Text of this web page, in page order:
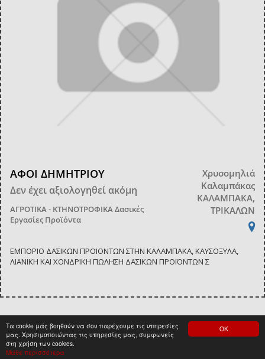
ΟΚ
Τα cookie μάς βοηθούν να σου παρέχουμε τις υπηρεσίες
μας. Χρησιμοποιώντας τις υπηρεσίες μας, συμφωνείς
στη χρήση των cookies.
Μάθε περισσότερα
ΑΦΟΙ ΔΗΜΗΤΡΙΟΥ
Δεν έχει αξιολογηθεί ακόμη
ΑΓΡΟΤΙΚΑ - ΚΤΗΝΟΤΡΟΦΙΚΑΔασικές
Εργασίες Προϊόντα
Χρυσομηλιά
Καλαμπάκας
ΚΑΛΑΜΠΑΚΑ,
ΤΡΙΚΑΛΩΝ
ΕΜΠΟΡΙΟ ΔΑΣΙΚΩΝ ΠΡΟΙΟΝΤΩΝ ΣΤΗΝ ΚΑΛΑΜΠΑΚΑ, ΚΑΥΣΟΞΥΛΑ,
ΛΙΑΝΙΚΗ ΚΑΙ ΧΟΝΔΡΙΚΗ ΠΩΛΗΣΗ ΔΑΣΙΚΩΝ ΠΡΟΪΟΝΤΩΝ Σ
< 1 >